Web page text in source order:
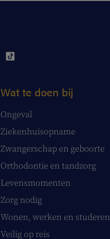
Wat te doen bij
Ongeval
Ziekenhuisopname
Zwangerschap en geboorte
Orthodontie en tandzorg
Levensmomenten
Zorg nodig
Wonen, werken en studeren
Veilig op reis